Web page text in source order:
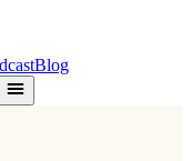
Blog